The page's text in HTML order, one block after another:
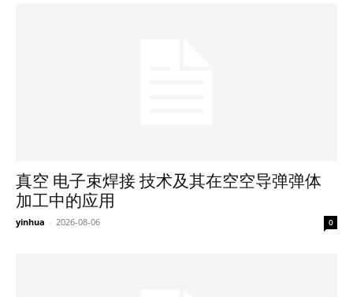
真空 电子束焊接 技术及其在空空导弹弹体
加工中的应用
yinhua - 2026-08-06 0